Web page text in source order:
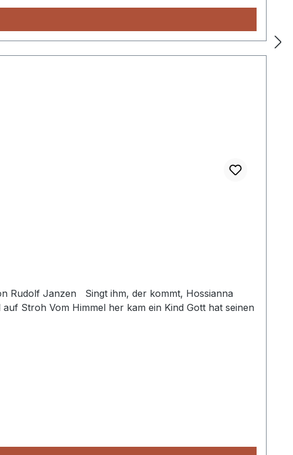
kommt, Hossianna
Stroh Vom Himmel her kam ein Kind Gott hat seinen